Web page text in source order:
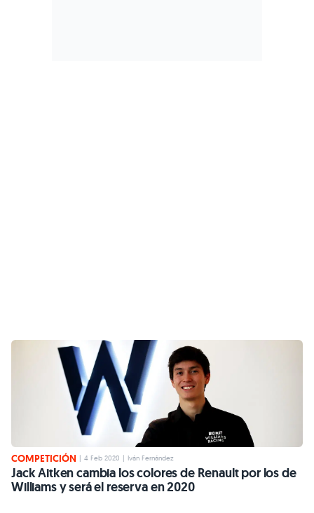
COMPETICIÓN | 4 Feb 2020 | Iván Fernández
Jack Aitken cambia los colores de Renault por los de
Williams y será el reserva en 2020